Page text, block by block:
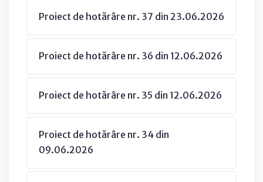
Proiect de hotărâre nr. 37 din 23.06.2026
Proiect de hotărâre nr. 36 din 12.06.2026
Proiect de hotărâre nr. 35 din 12.06.2026
Proiect de hotărâre nr. 34 din
09.06.2026